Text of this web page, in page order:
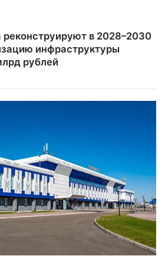
реконструируют в 2028–2030
инфраструктуры
рублей